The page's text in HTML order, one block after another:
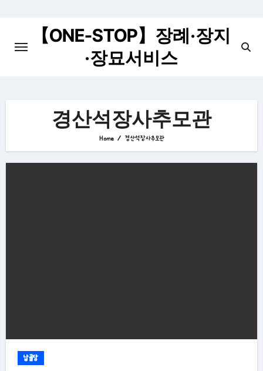
【ONE-STOP】장례·장지
·장묘서비스
경산석장사추모관
Home 경산석장사추모관
납골당